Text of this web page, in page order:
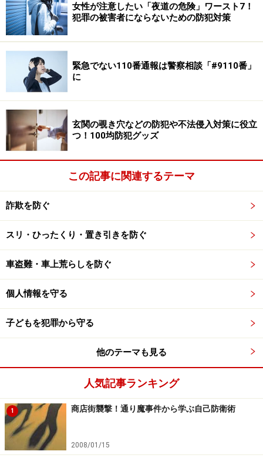
女性が注意したい「夜道の危険」ワースト7！
犯罪の被害者にならないための防犯対策
緊急でない110番通報は警察相談「#9110番」
に
玄関の覗き穴などの防犯や不法侵入対策に役立
つ！100均防犯グッズ
この記事に関連するテーマ
詐欺を防ぐ
スリ・ひったくり・置き引きを防ぐ
車盗難・車上荒らしを防ぐ
個人情報を守る
子どもを犯罪から守る
他のテーマも見る
人気記事ランキング
1 商店街襲撃！通り魔事件から学ぶ自己防衛術
2008/01/15